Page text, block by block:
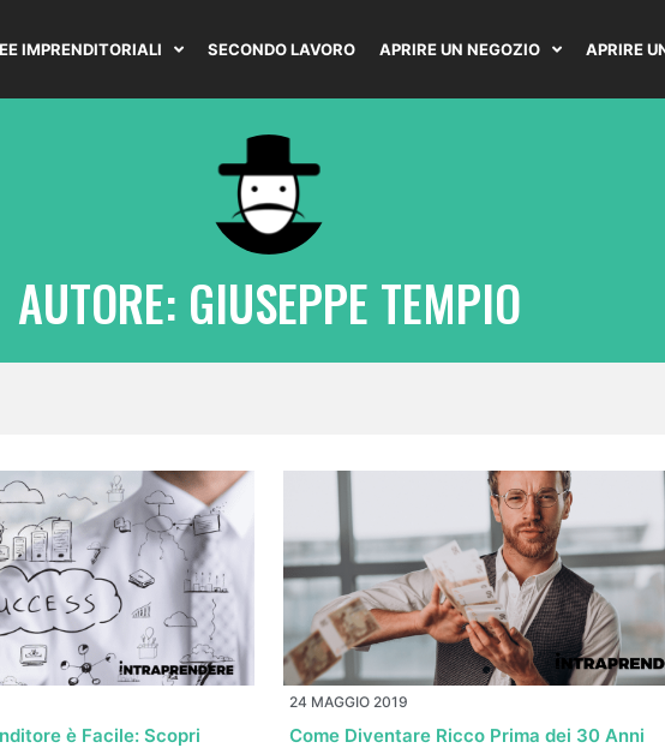
IMPRENDITORIALI SECONDO LAVORO APRIRE UN NEGOZIO APRIRE
AUTORE: GIUSEPPE TEMPIO
è Facile: Scopri
24 MAGGIO 2019
Come Diventare Ricco Prima dei 30 Anni